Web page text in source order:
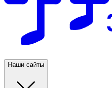
Наши сайты